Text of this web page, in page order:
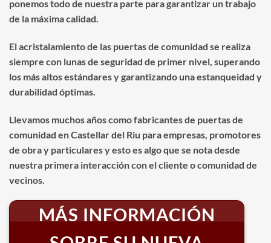
ponemos todo de nuestra parte para garantizar un trabajo
de la máxima calidad.
El acristalamiento de las puertas de comunidad se realiza
siempre con lunas de seguridad de primer nivel, superando
los más altos estándares y garantizando una estanqueidad y
durabilidad óptimas.
Llevamos muchos años como fabricantes de puertas de
comunidad en Castellar del Riu para empresas, promotores
de obra y particulares y esto es algo que se nota desde
nuestra primera interacción con el cliente o comunidad de
vecinos.
MÁS INFORMACIÓN